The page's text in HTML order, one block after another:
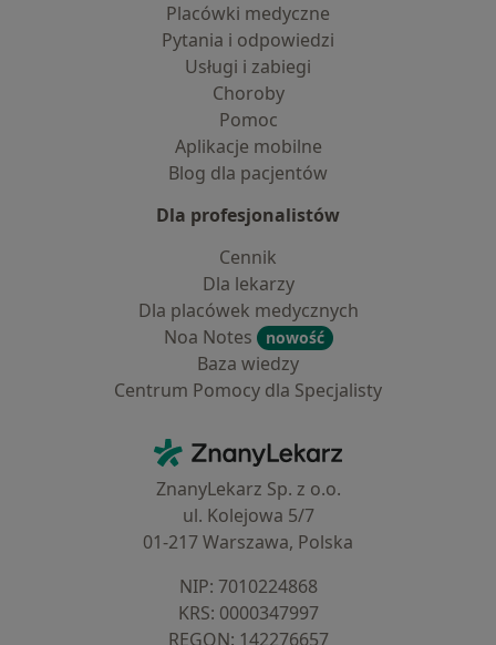
Placówki medyczne
Pytania i odpowiedzi
Usługi i zabiegi
Choroby
Pomoc
Aplikacje mobilne
Blog dla pacjentów
Dla profesjonalistów
Cennik
Dla lekarzy
Dla placówek medycznych
Noa Notes
nowość
Baza wiedzy
Centrum Pomocy dla Specjalisty
ZnanyLekarz - Strona główna
ZnanyLekarz Sp. z o.o.
ul. Kolejowa 5/7
01-217 Warszawa, Polska
NIP: ⁠7010224868
KRS: ⁠0000347997
REGON: ⁠142276657